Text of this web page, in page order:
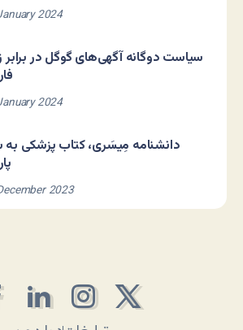
2024
سیاست دوگانه آگهی‌های گوگل در برابر
2024
دانشنامه مِیسَری، کتاب پزشکی
2023